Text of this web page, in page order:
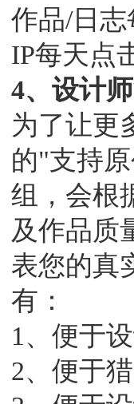
作品/日志
IP每天点
4、设计
为了让更
的"支持
组，会根
及作品质
表您的真
有：
1、便于
2、便于